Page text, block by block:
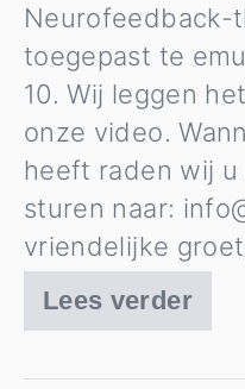
Neurofeedback-
toegepast te
10. Wij leggen
onze video.
heeft raden wij u
sturen naar:
vriendelijke
Lees verder
BAS-